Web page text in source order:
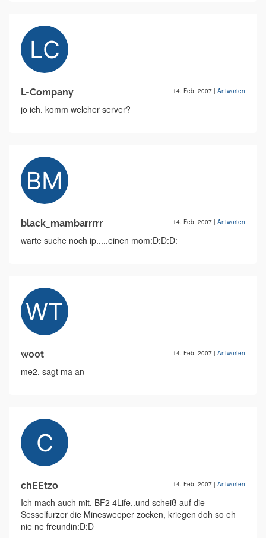
L-Company 14. Feb. 2007 | Antworten
jo ich. komm welcher server?
black_mambarrrrr 14. Feb. 2007 | Antworten
warte suche noch ip.....einen mom:D:D:D:
w00t 14. Feb. 2007 | Antworten
me2. sagt ma an
chEEtzo 14. Feb. 2007 | Antworten
Ich mach auch mit. BF2 4Life..und scheiß auf die
Sesselfurzer die Minesweeper zocken, kriegen doh so eh
nie ne freundin:D:D